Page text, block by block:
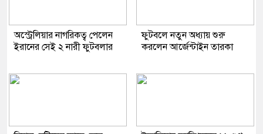
অস্ট্রেলিয়ার নাগরিকত্ব পেলেন
ইরানের সেই ২ নারী ফুটবলার
ফুটবলে নতুন অধ্যায় শুরু
করলেন আর্জেন্টাইন তারকা